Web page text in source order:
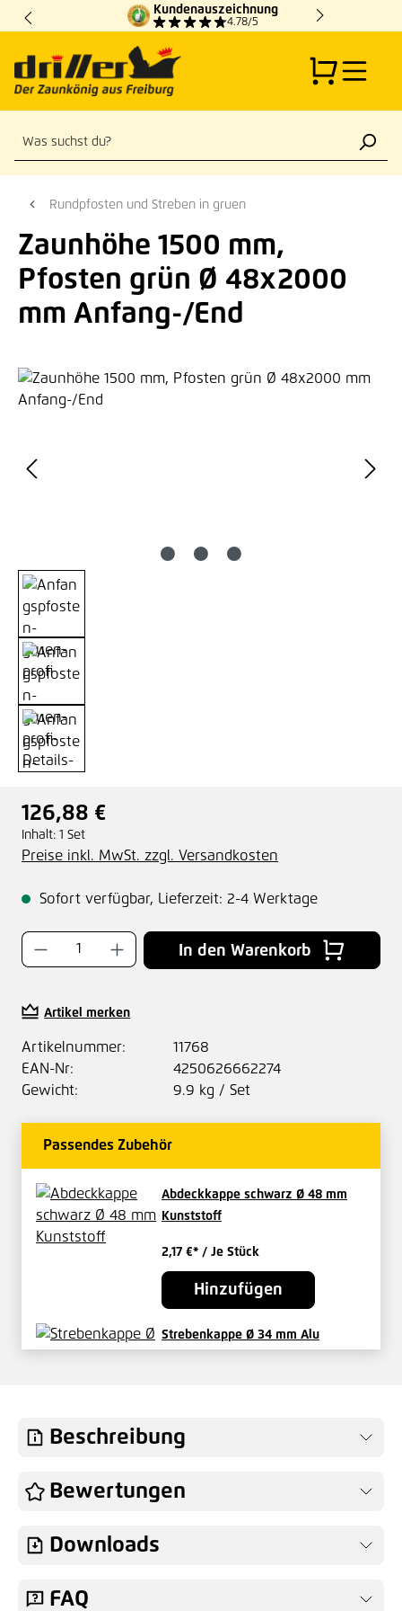
Zum Hauptinhalt springen
Kundenauszeichnung
4.78/5
Rundpfosten und Streben in gruen
Zaunhöhe 1500 mm,
Pfosten grün Ø 48x2000
mm Anfang-/End
Bildergalerie überspringen
Regulärer Preis:
126,88 €
Inhalt: 1 Set
Preise inkl. MwSt. zzgl. Versandkosten
Sofort verfügbar, Lieferzeit: 2-4 Werktage
Produkt Anzahl: Gib den gewünschten
In den Warenkorb
Artikel merken
Artikelnummer:
11768
EAN-Nr:
4250626662274
Gewicht:
9.9 kg / Set
Passendes Zubehör
Abdeckkappe schwarz Ø 48 mm
Kunststoff
2,17 €* / Je Stück
Hinzufügen
Strebenkappe Ø 34 mm Alu
Hinzufügen
Beschreibung
Bewertungen
Downloads
FAQ